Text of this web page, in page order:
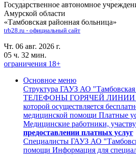
Государственное автономное
Амурской области
«Тамбовская районная больница»
trb28.ru - официальный сайт
Чт. 06 авг. 2026 г.
05 ч. 32 мин.
ограничения 18+
Основное меню
Структура ГАУЗ АО
ТЕЛЕФОНЫ ГОРЯЧЕЙ ЛИНИИ
которой осуществляется
медицинской помощи Платные
Медицинские работники,
предоставлении платных услуг
Специалисты ГАУЗ АО
помощи Информация для